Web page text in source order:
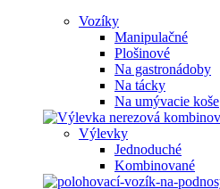
Vozíky
Manipulačné
Plošinové
Na gastronádoby
Na tácky
Na umývacie koše
Výlevky
Jednoduché
Kombinované